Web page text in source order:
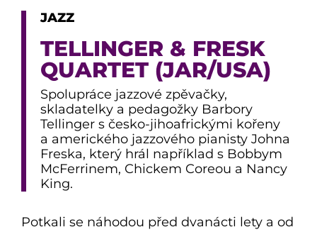
JAZZ
TELLINGER & FRESK
QUARTET (JAR/USA)
Spolupráce jazzové zpěvačky,
skladatelky a pedagožky Barbory
Tellinger s česko-jihoafrickými kořeny
a amerického jazzového pianisty Johna
Freska, který hrál například s Bobbym
McFerrinem, Chickem Coreou a Nancy
King.
Potkali se náhodou před dvanácti lety a od